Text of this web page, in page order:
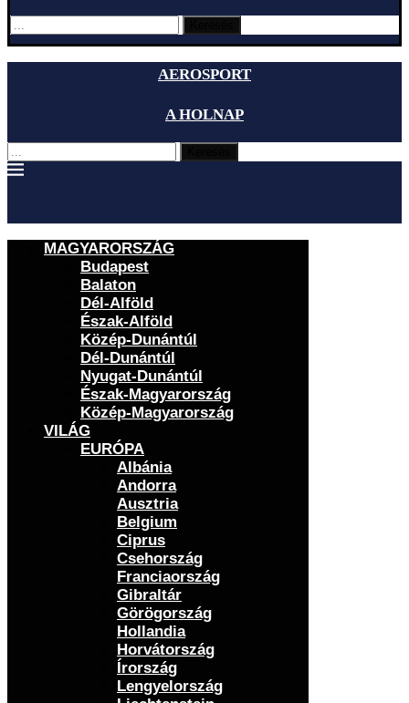
AEROSPORT
A HOLNAP
MAGYARORSZÁG
Budapest
Balaton
Dél-Alföld
Észak-Alföld
Közép-Dunántúl
Dél-Dunántúl
Nyugat-Dunántúl
Észak-Magyarország
Közép-Magyarország
VILÁG
EURÓPA
Albánia
Andorra
Ausztria
Belgium
Ciprus
Csehország
Franciaország
Gibraltár
Görögország
Hollandia
Horvátország
Írország
Lengyelország